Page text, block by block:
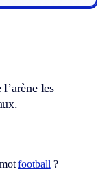
les
football ?